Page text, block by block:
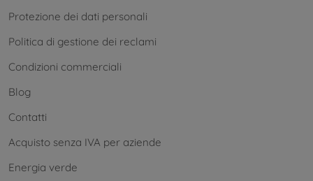
Protezione dei dati personali
Politica di gestione dei reclami
Condizioni commerciali
Blog
Contatti
Acquisto senza IVA per aziende
Energia verde